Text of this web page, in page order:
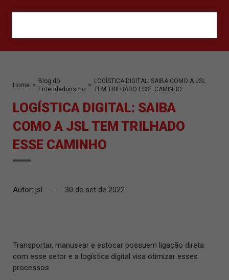
Home >
Blog do
Entendedorismo
>
LOGÍSTICA DIGITAL: SAIBA COMO A JSL
TEM TRILHADO ESSE CAMINHO
LOGÍSTICA DIGITAL: SAIBA
COMO A JSL TEM TRILHADO
ESSE CAMINHO
Autor: jsl - 30 de set de 2022
Transportar, manusear e estocar possuem ligação direta
com esse setor e a logística digital visa otimizar esses
processos